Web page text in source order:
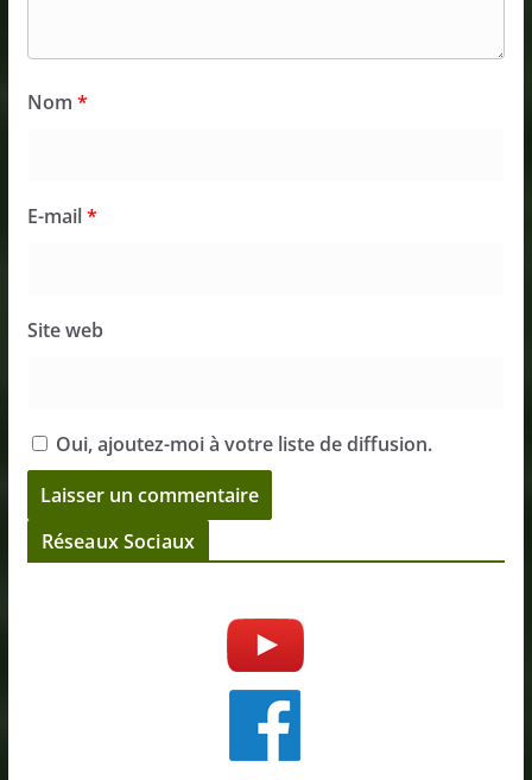
Nom *
E-mail*
Site web
Oui, ajoutez-moi à votre liste de diffusion.
Réseaux Sociaux